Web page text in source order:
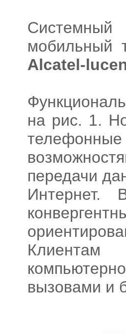
мобильный
Alcatel-
на рис. 1.
передачи
Интернет.
Клиентам
вызовами и